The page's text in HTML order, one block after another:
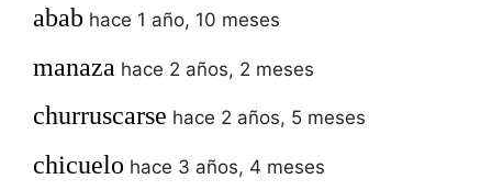
abab hace 1 año, 10 meses
manaza hace 2 años, 2 meses
churruscarse hace 2 años, 5 meses
chicuelo hace 3 años, 4 meses